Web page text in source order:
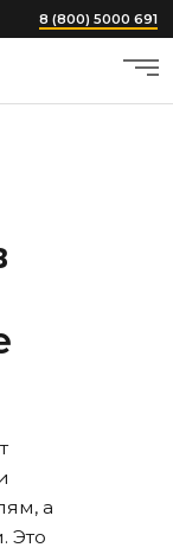
8 (800) 5000 691
а
Это